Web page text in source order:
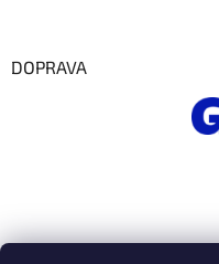
DOPRAVA